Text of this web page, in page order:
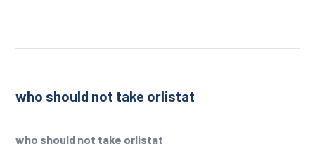
who should not take orlistat
who should not take orlistat